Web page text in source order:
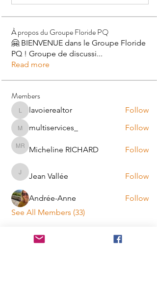
À propos du Groupe Floride PQ
🤗 BIENVENUE dans le Groupe Floride
PQ ! Groupe de discussi...
Read more
Members
lavoierealtor
lavoierealtor Follow
multiservices_
multiservices_ Follow
Micheline RICHARD
Micheline RICHARD Follow
Jean Vallée
Jean Vallée Follow
Andrée-Anne
Follow
See All Members (33)